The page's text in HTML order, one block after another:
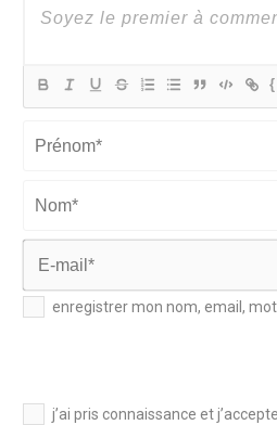
Nom*
E-
mail*
enregistrer mon nom, email, mot
j’ai pris connaissance et